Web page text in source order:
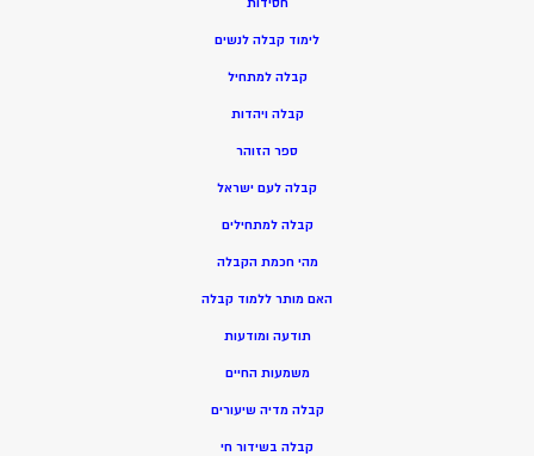
לימוד קבלה לנשים
קבלה למתחיל
קבלה ויהדות
ספר הזוהר
קבלה לעם ישראל
קבלה למתחילים
מהי חכמת הקבלה
האם מותר ללמוד קבלה
תודעה ומודעות
משמעות החיים
קבלה מדיה שיעורים
קבלה בשידור חי